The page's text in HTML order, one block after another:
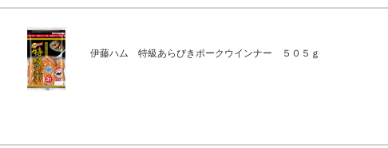
伊藤ハム 特級あらびきポークウインナー ５０５ｇ